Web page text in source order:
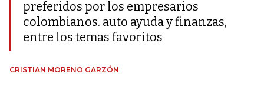
preferidos por los empresarios
colombianos. auto ayuda y finanzas,
entre los temas favoritos
CRISTIAN MORENO GARZÓN